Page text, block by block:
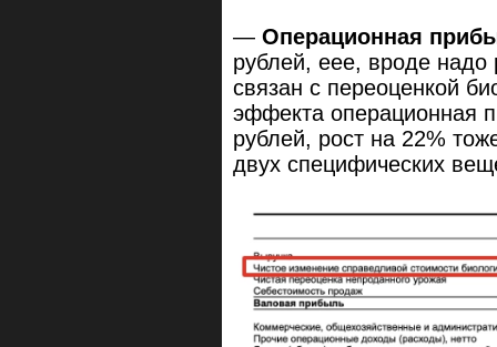
— Операционная
рублей, еее, вроде надо
связан с переоценкой
эффекта операционная
рублей, рост на 22%
двух специфических